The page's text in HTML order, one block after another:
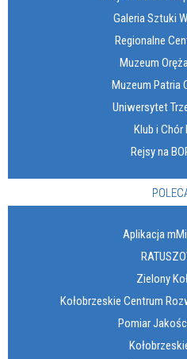
Galeria Sztuki
Regionalne
Muzeum
Muzeum Patria
Uniwersytet
Klub i Chór
Rejsy na
Aplikacja
Zielony
Kołobrzeskie Centrum
Pomiar